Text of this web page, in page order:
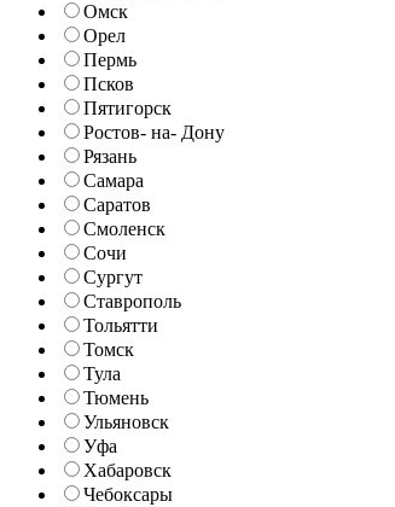
Омск
Орел
Пермь
Псков
Пятигорск
Ростов- на- Дону
Рязань
Самара
Саратов
Смоленск
Сочи
Сургут
Ставрополь
Тольятти
Томск
Тула
Тюмень
Ульяновск
Уфа
Хабаровск
Чебоксары